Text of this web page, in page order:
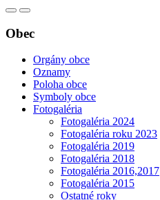
Obec
Orgány obce
Oznamy
Poloha obce
Symboly obce
Fotogaléria
Fotogaléria 2024
Fotogaléria roku 2023
Fotogaléria 2019
Fotogaléria 2018
Fotogaléria 2016,2017
Fotogaléria 2015
Ostatné roky